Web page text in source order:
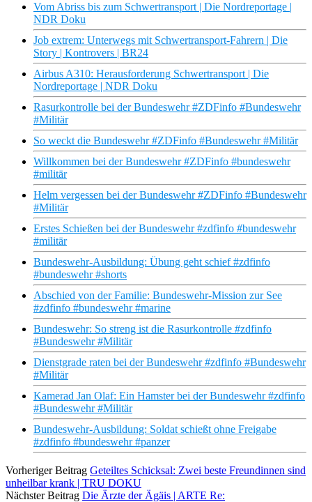
Vom Abriss bis zum Schwertransport | Die Nordreportage |
NDR Doku
Job extrem: Unterwegs mit Schwertransport-Fahrern | Die
Story | Kontrovers | BR24
Airbus A310: Herausforderung Schwertransport | Die
Nordreportage | NDR Doku
Rasurkontrolle bei der Bundeswehr #ZDFinfo #Bundeswehr
#Militär
So weckt die Bundeswehr #ZDFinfo #Bundeswehr #Militär
Willkommen bei der Bundeswehr #ZDFinfo #bundeswehr
#militär
Helm vergessen bei der Bundeswehr #ZDFinfo #Bundeswehr
#Militär
Erstes Schießen bei der Bundeswehr #zdfinfo #bundeswehr
#militär
Bundeswehr-Ausbildung: Übung geht schief #zdfinfo
#bundeswehr #shorts
Abschied von der Familie: Bundeswehr-Mission zur See
#zdfinfo #bundeswehr #marine
Bundeswehr: So streng ist die Rasurkontrolle #zdfinfo
#Bundeswehr #Militär
Dienstgrade raten bei der Bundeswehr #zdfinfo #Bundeswehr
#Militär
Kamerad Jan Olaf: Ein Hamster bei der Bundeswehr #zdfinfo
#Bundeswehr #Militär
Bundeswehr-Ausbildung: Soldat schießt ohne Freigabe
#zdfinfo #bundeswehr #panzer
Vorheriger Beitrag Geteiltes Schicksal: Zwei beste Freundinnen sind
unheilbar krank | TRU DOKU
Nächster Beitrag Die Ärzte der Ägäis | ARTE Re: